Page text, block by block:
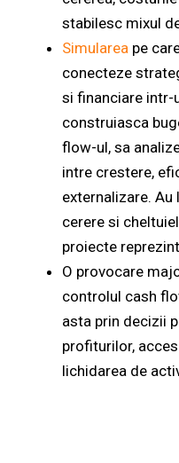
stabilesc mixul
Simularea pe
conecteze
si financiare intr-
construiasca
flow-ul, sa
intre crestere,
externalizare.
cerere si
proiecte
O provocare
controlul cash
asta prin decizii
profiturilor,
lichidarea de